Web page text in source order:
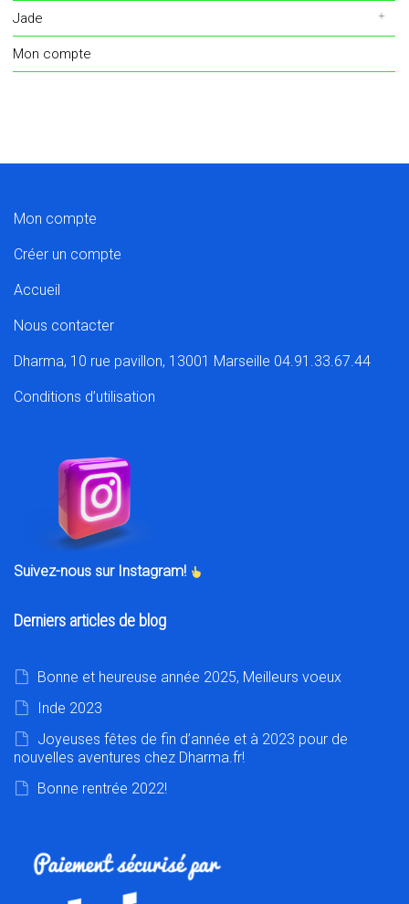
Jade
Mon compte
Mon compte
Créer un compte
Accueil
Nous contacter
Dharma, 10 rue pavillon, 13001 Marseille 04.91.33.67.44
Conditions d’utilisation
Suivez-nous sur Instagram!
Derniers articles de blog
Bonne et heureuse année 2025, Meilleurs voeux
Inde 2023
Joyeuses fêtes de fin d’année et à 2023 pour de
nouvelles aventures chez Dharma.fr!
Bonne rentrée 2022!